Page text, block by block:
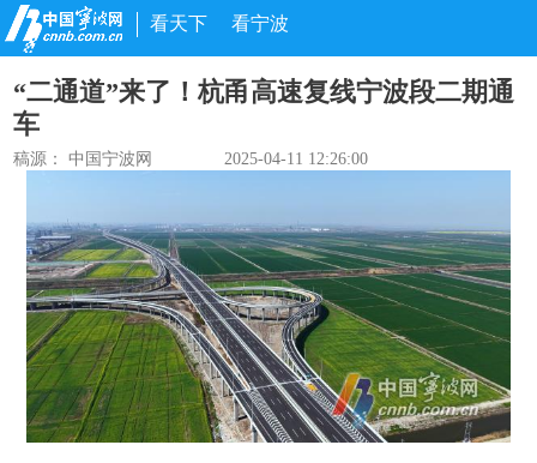
看天下 看宁波
“二通道”来了！杭甬高速复线宁波段二期通
车
稿源： 中国宁波网 2025-04-11 12:26:00